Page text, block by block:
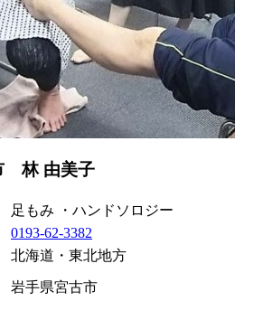
林 由美子
足もみ ・ハンドソロジー
0193-62-3382
北海道・東北地方
岩手県宮古市